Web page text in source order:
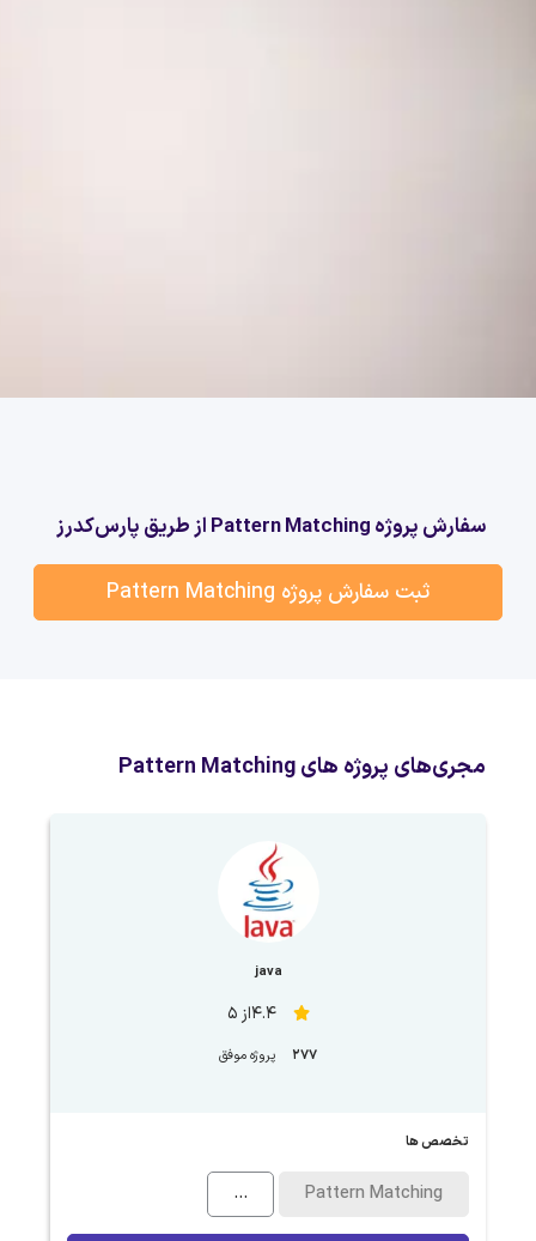
سفارش پروژه Pattern Matching از طریق پارس‌کدرز
ثبت سفارش پروژه Pattern Matching
مجری‌های پروژه های Pattern Matching
java
4.4از 5
277 پروژه موفق
تخصص ها
Pattern Matching
...